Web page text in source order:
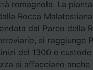
romagnola. La
Rocca
dal Parco della
si raggiunge
del 1300 e
si affacciano